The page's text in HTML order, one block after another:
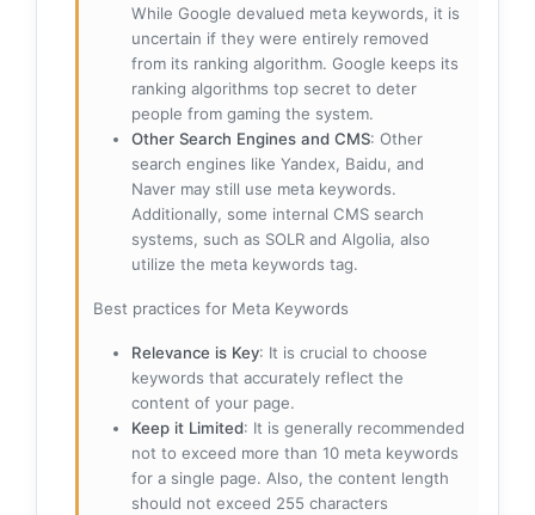
While Google devalued meta keywords, it is
uncertain if they were entirely removed
from its ranking algorithm. Google keeps its
ranking algorithms top secret to deter
people from gaming the system.
Other Search Engines and CMS: Other
search engines like Yandex, Baidu, and
Naver may still use meta keywords.
Additionally, some internal CMS search
systems, such as SOLR and Algolia, also
utilize the meta keywords tag.
Best practices for Meta Keywords
Relevance is Key: It is crucial to choose
keywords that accurately reflect the
content of your page.
Keep it Limited: It is generally recommended
not to exceed more than 10 meta keywords
for a single page. Also, the content length
should not exceed 255 characters